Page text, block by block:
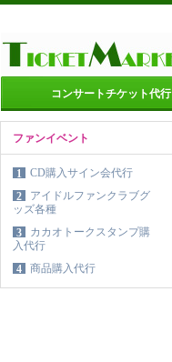
コンサートチケット代行
ファンイベント
1
CD購入サイン会代行
2
アイドルファンクラブグ
ッズ各種
3
カカオトークスタンプ購
入代行
4
商品購入代行